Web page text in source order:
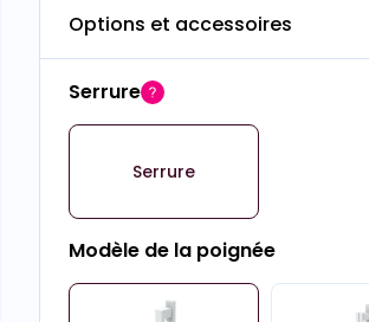
Options et accessoires
Serrure
Serrure
Modèle de la poignée